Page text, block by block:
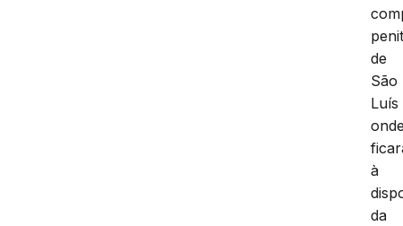
de
São
Luís
à
da